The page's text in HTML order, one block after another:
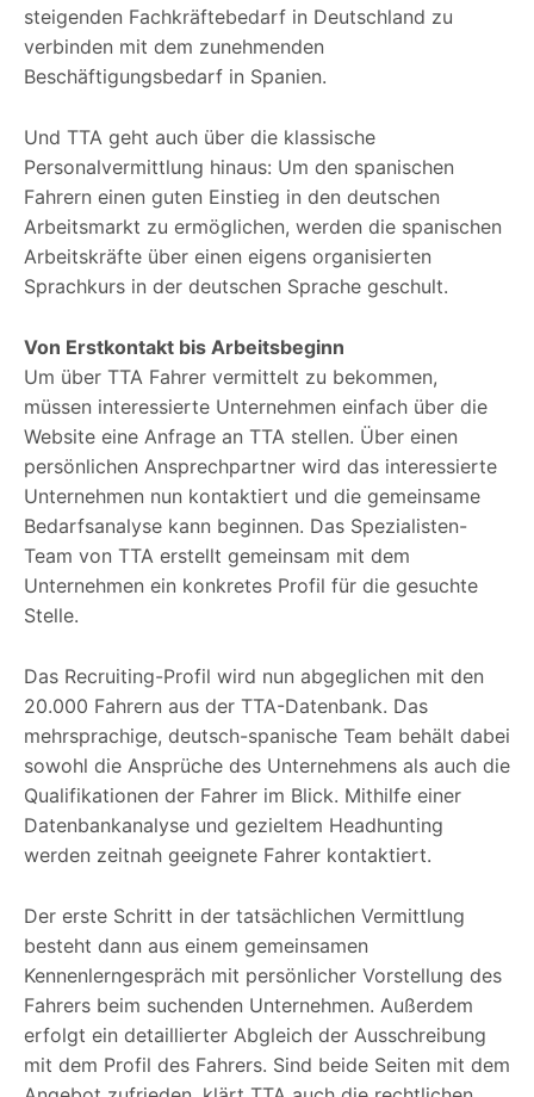
steigenden Fachkräftebedarf in Deutschland zu
verbinden mit dem zunehmenden
Beschäftigungsbedarf in Spanien.
Und TTA geht auch über die klassische
Personalvermittlung hinaus: Um den spanischen
Fahrern einen guten Einstieg in den deutschen
Arbeitsmarkt zu ermöglichen, werden die spanischen
Arbeitskräfte über einen eigens organisierten
Sprachkurs in der deutschen Sprache geschult.
Von Erstkontakt bis Arbeitsbeginn
Um über TTA Fahrer vermittelt zu bekommen,
müssen interessierte Unternehmen einfach über die
Website eine Anfrage an TTA stellen. Über einen
persönlichen Ansprechpartner wird das interessierte
Unternehmen nun kontaktiert und die gemeinsame
Bedarfsanalyse kann beginnen. Das Spezialisten-
Team von TTA erstellt gemeinsam mit dem
Unternehmen ein konkretes Profil für die gesuchte
Stelle.
Das Recruiting-Profil wird nun abgeglichen mit den
20.000 Fahrern aus der TTA-Datenbank. Das
mehrsprachige, deutsch-spanische Team behält dabei
sowohl die Ansprüche des Unternehmens als auch die
Qualifikationen der Fahrer im Blick. Mithilfe einer
Datenbankanalyse und gezieltem Headhunting
werden zeitnah geeignete Fahrer kontaktiert.
Der erste Schritt in der tatsächlichen Vermittlung
besteht dann aus einem gemeinsamen
Kennenlerngespräch mit persönlicher Vorstellung des
Fahrers beim suchenden Unternehmen. Außerdem
erfolgt ein detaillierter Abgleich der Ausschreibung
mit dem Profil des Fahrers. Sind beide Seiten mit dem